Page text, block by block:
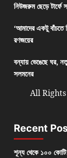
নিউজরুম ছেড়ে টার্ফে
‘আমাদের একটু বাঁচতে
রণজয়ের
বন্যায় ভেঙেছে ঘর,
সলমনের
All Rights
Recent
শূন্য থেকে ১০০ কোটি!